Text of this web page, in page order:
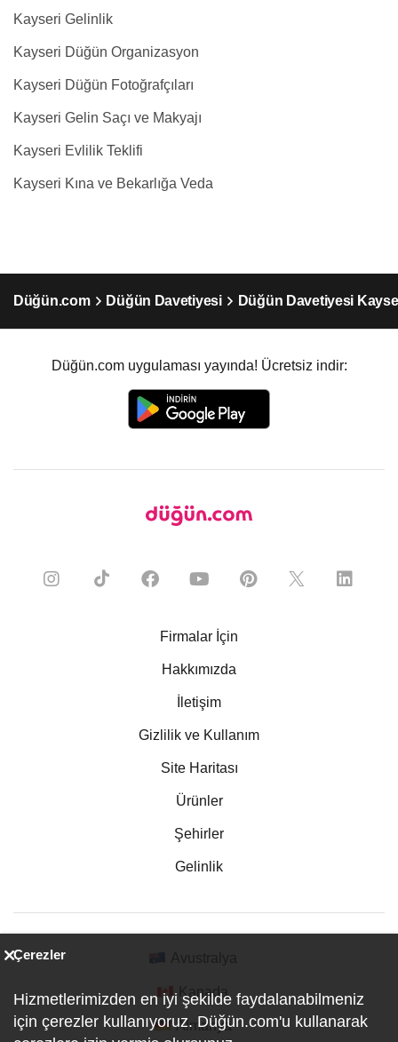
Kayseri Gelinlik
Kayseri Düğün Organizasyon
Kayseri Düğün Fotoğrafçıları
Kayseri Gelin Saçı ve Makyajı
Kayseri Evlilik Teklifi
Kayseri Kına ve Bekarlığa Veda
Düğün.com Düğün Davetiyesi Düğün Davetiyesi
Düğün.com uygulaması yayında! Ücretsiz indir:
Firmalar İçin
Hakkımızda
İletişim
Gizlilik ve Kullanım
Site Haritası
Ürünler
Şehirler
Gelinlik
Kanada
Almanya
Çerezler
Hizmetlerimizden en iyi şekilde faydalanabilmeniz
için çerezler kullanıyoruz. Düğün.com'u kullanarak